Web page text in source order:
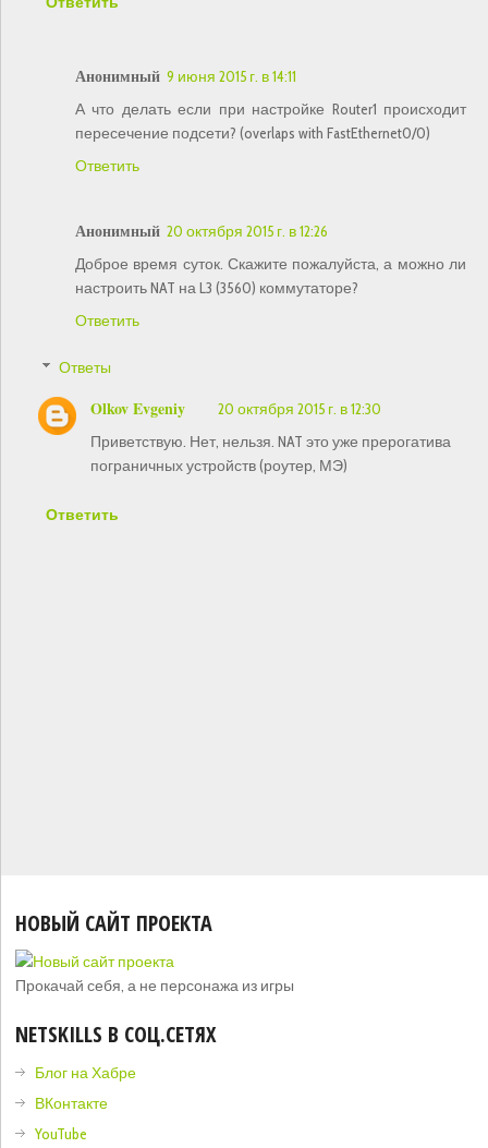
Анонимный 9 июня 2015 г. в 14:11
А что делать если при настройке Router1 происходит
пересечение подсети? (overlaps with FastEthernet0/0)
Ответить
Анонимный 20 октября 2015 г. в 12:26
Доброе время суток. Скажите пожалуйста, а можно ли
настроить NAT на L3 (3560) коммутаторе?
Ответить
Ответы
Olkov Evgeniy
20 октября 2015 г. в 12:30
Приветствую. Нет, нельзя. NAT это уже прерогатива
пограничных устройств (роутер, МЭ)
Ответить
НОВЫЙ САЙТ ПРОЕКТА
Прокачай себя, а не персонажа из игры
NETSKILLS В СОЦ.СЕТЯХ
Блог на Хабре
ВКонтакте
YouTube